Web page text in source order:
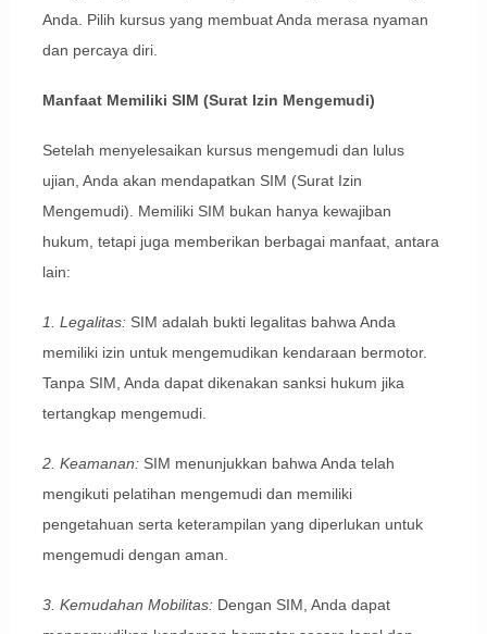
Anda. Pilih kursus yang membuat Anda merasa nyaman
dan percaya diri.
Manfaat Memiliki SIM (Surat Izin Mengemudi)
Setelah menyelesaikan kursus mengemudi dan lulus
ujian, Anda akan mendapatkan SIM (Surat Izin
Mengemudi). Memiliki SIM bukan hanya kewajiban
hukum, tetapi juga memberikan berbagai manfaat, antara
lain:
1. Legalitas:SIM adalah bukti legalitas bahwa Anda
memiliki izin untuk mengemudikan kendaraan bermotor.
Tanpa SIM, Anda dapat dikenakan sanksi hukum jika
tertangkap mengemudi.
2. Keamanan:SIM menunjukkan bahwa Anda telah
mengikuti pelatihan mengemudi dan memiliki
pengetahuan serta keterampilan yang diperlukan untuk
mengemudi dengan aman.
3. Kemudahan Mobilitas:Dengan SIM, Anda dapat